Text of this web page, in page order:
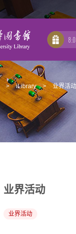
> iLibrary > 业界活动
业界活动
业界活动